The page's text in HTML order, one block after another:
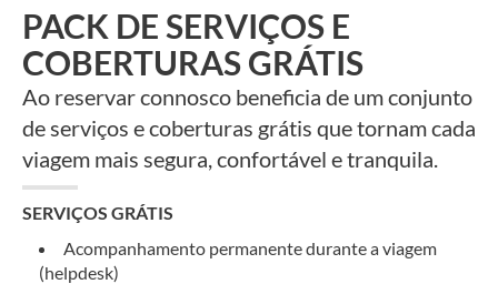
PACK DE SERVIÇOS E
COBERTURAS GRÁTIS
Ao reservar connosco beneficia de um conjunto
de serviços e coberturas grátis que tornam cada
viagem mais segura, confortável e tranquila.
SERVIÇOS GRÁTIS
Acompanhamento permanente durante a viagem
(helpdesk)